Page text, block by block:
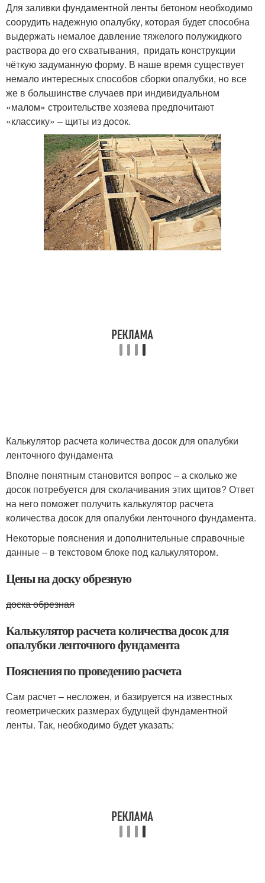
Для заливки фундаментной ленты бетоном необходимо
соорудить надежную опалубку, которая будет способна
выдержать немалое давление тяжелого полужидкого
раствора до его схватывания, придать конструкции
чёткую задуманную форму. В наше время существует
немало интересных способов сборки опалубки, но все
же в большинстве случаев при индивидуальном
«малом» строительстве хозяева предпочитают
«классику» – щиты из досок.
Калькулятор расчета количества досок для опалубки
ленточного фундамента
Вполне понятным становится вопрос – а сколько же
досок потребуется для сколачивания этих щитов? Ответ
на него поможет получить калькулятор расчета
количества досок для опалубки ленточного фундамента.
Некоторые пояснения и дополнительные справочные
данные – в текстовом блоке под калькулятором.
Цены на доску обрезную
доска обрезная
Калькулятор расчета количества досок для
опалубки ленточного фундамента
Пояснения по проведению расчета
Сам расчет – несложен, и базируется на известных
геометрических размерах будущей фундаментной
ленты. Так, необходимо будет указать: